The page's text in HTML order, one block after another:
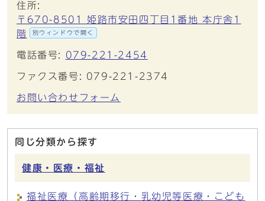
住所:
〒670-8501 姫路市安田四丁目1番地 本庁舎1
階
別ウィンドウで開く
電話番号: 079-221-2454
ファクス番号: 079-221-2374
お問い合わせフォーム
同じ分類から探す
健康・医療・福祉
福祉医療（高齢期移行・乳幼児等医療・こども